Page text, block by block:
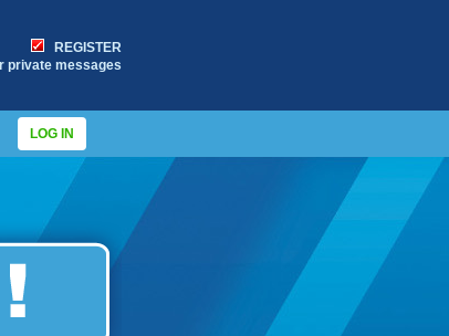
REGISTER
private messages
LOG IN